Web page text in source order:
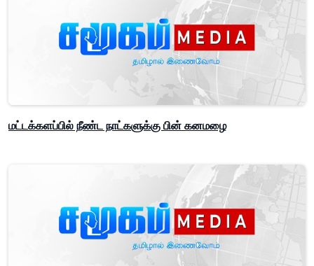
மட்டக்களப்பில் நீண்ட நாட்களுக்கு பின் கனமழை